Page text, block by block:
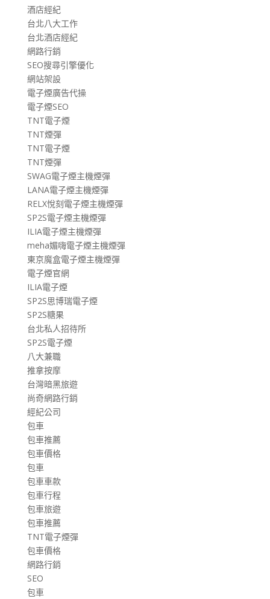
酒店經紀
台北八大工作
台北酒店經紀
網路行銷
SEO搜尋引擎優化
網站架設
電子煙廣告代操
電子煙SEO
TNT電子煙
TNT煙彈
TNT電子煙
TNT煙彈
SWAG電子煙主機煙彈
LANA電子煙主機煙彈
RELX悅刻電子煙主機煙彈
SP2S電子煙主機煙彈
ILIA電子煙主機煙彈
meha媚嗨電子煙主機煙彈
東京魔盒電子煙主機煙彈
電子煙官網
ILIA電子煙
SP2S思博瑞電子煙
SP2S糖果
台北私人招待所
SP2S電子煙
八大兼職
推拿按摩
台灣暗黑旅遊
尚奇網路行銷
經紀公司
包車
包車推薦
包車價格
包車
包車車款
包車行程
包車旅遊
包車推薦
TNT電子煙彈
包車價格
網路行銷
SEO
包車